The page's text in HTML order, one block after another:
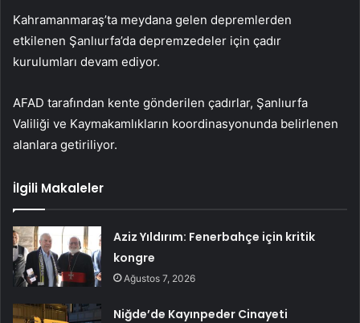
Kahramanmaraş’ta meydana gelen depremlerden
etkilenen Şanlıurfa’da depremzedeler için çadır
kurulumları devam ediyor.
AFAD tarafından kente gönderilen çadırlar, Şanlıurfa
Valiliği ve Kaymakamlıkların koordinasyonunda belirlenen
alanlara getiriliyor.
İlgili Makaleler
Aziz Yıldırım: Fenerbahçe için kritik
kongre
Ağustos 7, 2026
Niğde’de Kayınpeder Cinayeti